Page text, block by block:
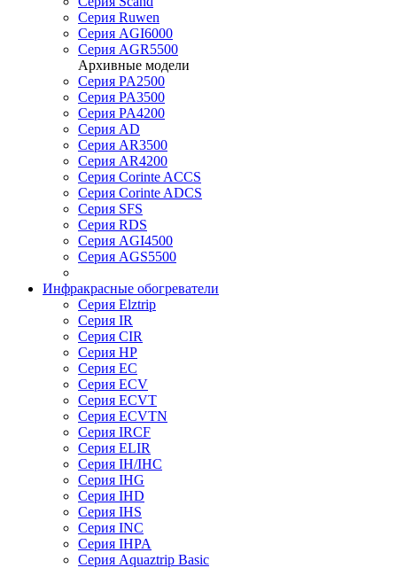
Серия Ruwen
Серия AGI6000
Серия AGR5500
Архивные модели
Серия PA2500
Серия PA3500
Серия PA4200
Серия AD
Серия AR3500
Серия AR4200
Серия Corinte ACCS
Серия Corinte ADCS
Серия SFS
Серия RDS
Серия AGI4500
Серия AGS5500
Инфракрасные обогреватели
Серия Elztrip
Серия IR
Серия CIR
Серия HP
Серия EC
Серия ECV
Серия ECVT
Серия ECVTN
Серия IRCF
Серия ELIR
Серия IH/IHC
Серия IHG
Серия IHD
Серия IHS
Серия INC
Серия IHPA
Серия Aquaztrip Basic